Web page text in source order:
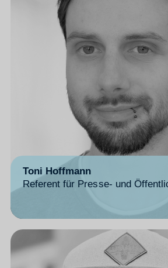
Toni Hoffmann
Referent für Presse- und